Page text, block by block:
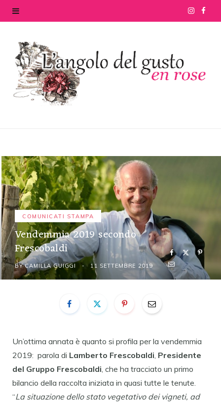
I
t e
COMUNICATI STAMPA
Vendemmia 2019 secondo
Frescobaldi
BY CAMILLA GUIGGI 11 SETTEMBRE 2019
Un’ottima annata è quanto si profila per la vendemmia
2019: parola di Lamberto Frescobaldi Presidente
del Gruppo Frescobaldi , che ha tracciato un primo
bilancio della raccolta iniziata in quasi tutte le tenute.
“La situazione dello stato vegetativo dei vigneti, ad